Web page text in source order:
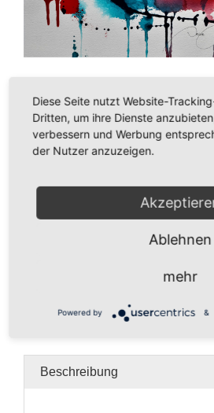
€
In den Warenkorb
Kein Mehrwertsteuerausweis, da
Aquarell
Beschreibung
Diese Seite nutzt Website-
Dritten, um ihre Dienste
verbessern und Werbung
der Nutzer anzuzeigen.
Ablehnen
mehr
Powered by &